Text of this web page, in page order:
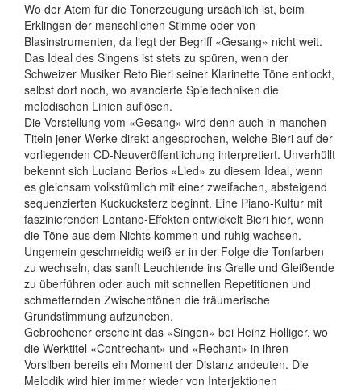
Wo der Atem für die Tonerzeugung ursächlich ist, beim
Erklingen der menschlichen Stimme oder von
Blasinstrumenten, da liegt der Begriff «Gesang» nicht weit.
Das Ideal des Singens ist stets zu spüren, wenn der
Schweizer Musiker Reto Bieri seiner Klarinette Töne entlockt,
selbst dort noch, wo avancierte Spieltechniken die
melodischen Linien auflösen.
Die Vorstellung vom «Gesang» wird denn auch in manchen
Titeln jener Werke direkt angesprochen, welche Bieri auf der
vorliegenden CD-Neuveröffentlichung interpretiert. Unverhüllt
bekennt sich Luciano Berios «Lied» zu diesem Ideal, wenn
es gleichsam volkstümlich mit einer zweifachen, absteigend
sequenzierten Kuckucks­terz beginnt. Eine Piano-Kultur mit
faszinierenden Lontano-Effekten entwickelt Bieri hier, wenn
die Töne aus dem Nichts kommen und ruhig wachsen.
Ungemein geschmeidig weiß er in der Folge die Tonfarben
zu wechseln, das sanft Leuchtende ins Grelle und Gleißende
zu überführen oder auch mit schnellen Repetitionen und
schmetternden Zwischentönen die träumerische
Grundstimmung aufzuheben.
Gebrochener erscheint das «Singen» bei Heinz Holliger, wo
die Werktitel «Contrechant» und «Rechant» in ihren
Vorsilben bereits ein Moment der Distanz andeuten. Die
Melodik wird hier im­mer wieder von Interjektionen